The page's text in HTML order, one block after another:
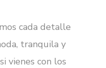
cada detalle
tranquila y
vienes con los